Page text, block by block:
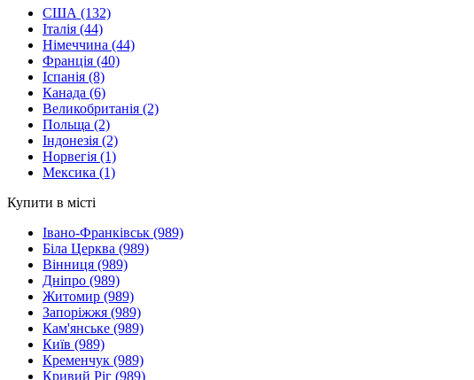
США (132)
Італія (44)
Німеччина (44)
Франція (40)
Іспанія (8)
Канада (6)
Великобританія (2)
Польща (2)
Індонезія (2)
Норвегія (1)
Мексика (1)
Купити в місті
Івано-Франківськ (989)
Біла Церква (989)
Вінниця (989)
Дніпро (989)
Житомир (989)
Запоріжжя (989)
Кам'янське (989)
Київ (989)
Кременчук (989)
Кривий Ріг (989)